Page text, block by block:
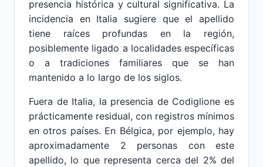
presencia histórica y cultural significativa. La
incidencia en Italia sugiere que el apellido
tiene raíces profundas en la región,
posiblemente ligado a localidades específicas
o a tradiciones familiares que se han
mantenido a lo largo de los siglos.
Fuera de Italia, la presencia de Codiglione es
prácticamente residual, con registros mínimos
en otros países. En Bélgica, por ejemplo, hay
aproximadamente 2 personas con este
apellido, lo que representa cerca del 2% del